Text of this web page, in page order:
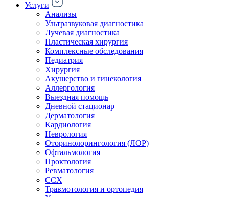
Услуги
Анализы
Ультразвуковая диагностика
Лучевая диагностика
Пластическая хирургия
Комплексные обследования
Педиатрия
Хирургия
Акушерство и гинекология
Аллергология
Выездная помощь
Дневной стационар
Дерматология
Кардиология
Неврология
Оторинолорингология (ЛОР)
Офтальмология
Проктология
Ревматология
ССХ
Травмотология и ортопедия